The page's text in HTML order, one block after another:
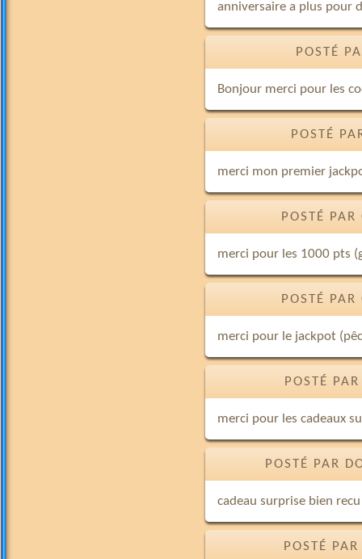
anniversaire a plus pour
POSTÉ
Bonjour merci pour les
POSTÉ
merci mon premier
POSTÉ
merci pour les 1000 pts
POSTÉ
merci pour le jackpot
POSTÉ
merci pour les cadeaux
POSTÉ PAR
cadeau surprise bien
POSTÉ